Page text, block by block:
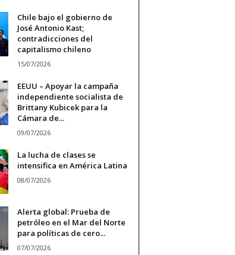
Chile bajo el gobierno de
José Antonio Kast;
contradicciones del
capitalismo chileno
15/07/2026
EEUU – Apoyar la campaña
independiente socialista de
Brittany Kubicek para la
Cámara de...
09/07/2026
La lucha de clases se
intensifica en América Latina
08/07/2026
Alerta global: Prueba de
petróleo en el Mar del Norte
para políticas de cero...
07/07/2026